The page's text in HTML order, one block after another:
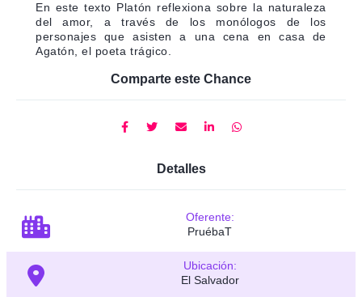
En este texto Platón reflexiona sobre la naturaleza
del amor, a través de los monólogos de los
personajes que asisten a una cena en casa de
Agatón, el poeta trágico.
Comparte este Chance
Detalles
Oferente:
PruébaT
Ubicación:
El Salvador